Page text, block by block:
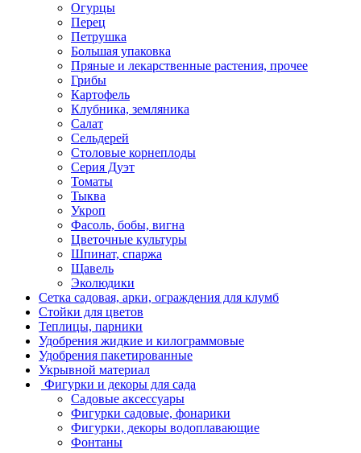
Огурцы
Перец
Петрушка
Большая упаковка
Пряные и лекарственные растения, прочее
Грибы
Картофель
Клубника, земляника
Салат
Сельдерей
Столовые корнеплоды
Серия Дуэт
Томаты
Тыква
Укроп
Фасоль, бобы, вигна
Цветочные культуры
Шпинат, спаржа
Щавель
Эколюдики
Сетка садовая, арки, ограждения для клумб
Стойки для цветов
Теплицы, парники
Удобрения жидкие и килограммовые
Удобрения пакетированные
Укрывной материал
Фигурки и декоры для сада
Садовые аксессуары
Фигурки садовые, фонарики
Фигурки, декоры водоплавающие
Фонтаны